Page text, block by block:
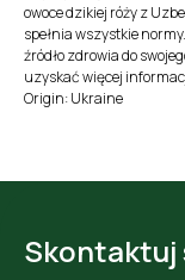
owoce dzikiej róży z
spełnia wszystkie
źródło zdrowia do
uzyskać więcej
Origin: Ukraine
Skontaktuj